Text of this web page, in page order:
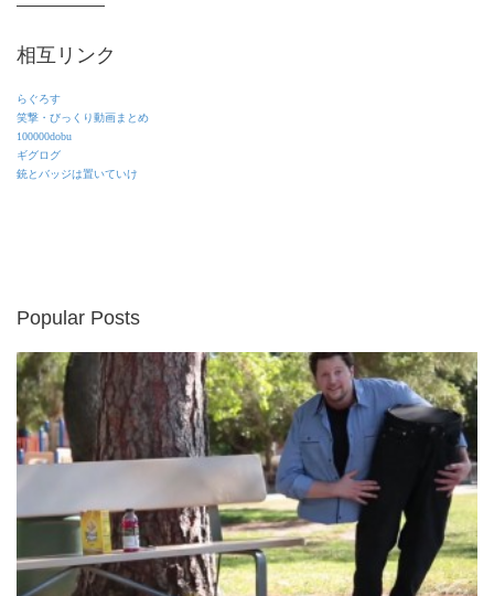
相互リンク
らぐろす
笑撃・びっくり動画まとめ
100000dobu
ギグログ
銃とバッジは置いていけ
Popular Posts